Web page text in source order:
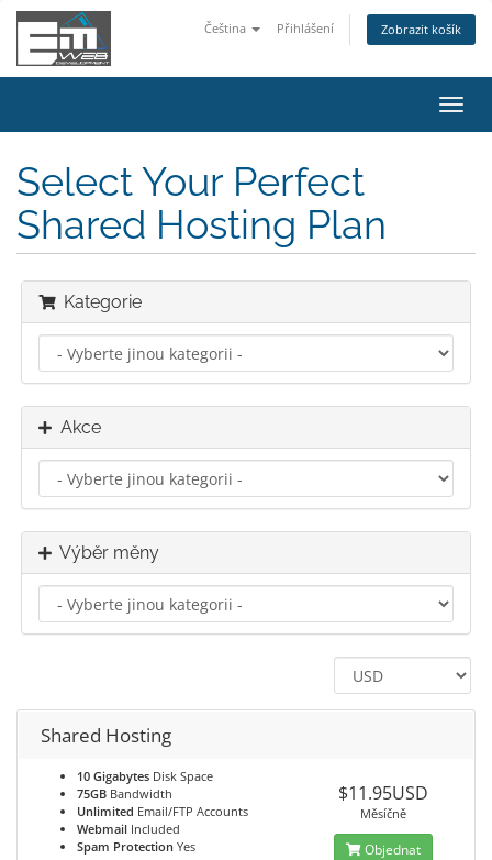
Čeština Přihlášení Zobrazit košík
Select Your Perfect
Shared Hosting Plan
Kategorie
Akce
Výběr měny
Shared Hosting
10 Gigabytes Disk Space
75GB Bandwidth
Unlimited Email/FTP Accounts
Webmail Included
Spam Protection Yes
$11.95USD
Měsíčně
Objednat